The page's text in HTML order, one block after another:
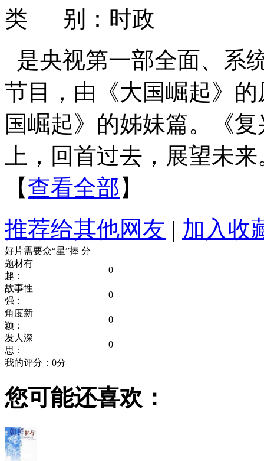
类 别：时政
是央视第一部全面、系
节目，由《大国崛起》
国崛起》的姊妹篇。《
上，回首过去，展望未来
【查看全部 】
推荐给其他网友 | 加入收
好片需要众“星”捧 分
题材有
趣：
0
故事性
强：
0
角度新
颖：
0
发人深
思：
0
我的评分： 0分
您可能还喜欢：